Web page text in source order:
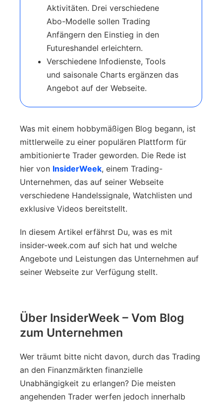
Aktivitäten. Drei verschiedene
Abo-Modelle sollen Trading
Anfängern den Einstieg in den
Futureshandel erleichtern.
Verschiedene Infodienste, Tools
und saisonale Charts ergänzen das
Angebot auf der Webseite.
Was mit einem hobbymäßigen Blog begann, ist
mittlerweile zu einer populären Plattform für
ambitionierte Trader geworden. Die Rede ist
hier von InsiderWeek, einem Trading-
Unternehmen, das auf seiner Webseite
verschiedene Handelssignale, Watchlisten und
exklusive Videos bereitstellt.
In diesem Artikel erfährst Du, was es mit
insider-week.com auf sich hat und welche
Angebote und Leistungen das Unternehmen auf
seiner Webseite zur Verfügung stellt.
Über InsiderWeek – Vom Blog
zum Unternehmen
Wer träumt bitte nicht davon, durch das Trading
an den Finanzmärkten finanzielle
Unabhängigkeit zu erlangen? Die meisten
angehenden Trader werfen jedoch innerhalb